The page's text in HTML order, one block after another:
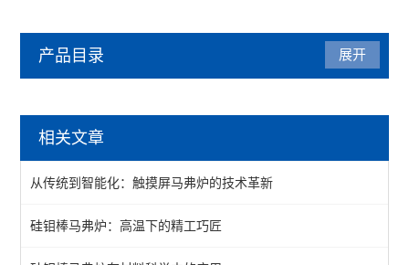
产品目录
陶瓷纤维马弗炉
箱式马弗炉
分体式马弗炉
展开
相关文章
从传统到智能化：触摸屏马弗炉的技术革新
硅钼棒马弗炉：高温下的精工巧匠